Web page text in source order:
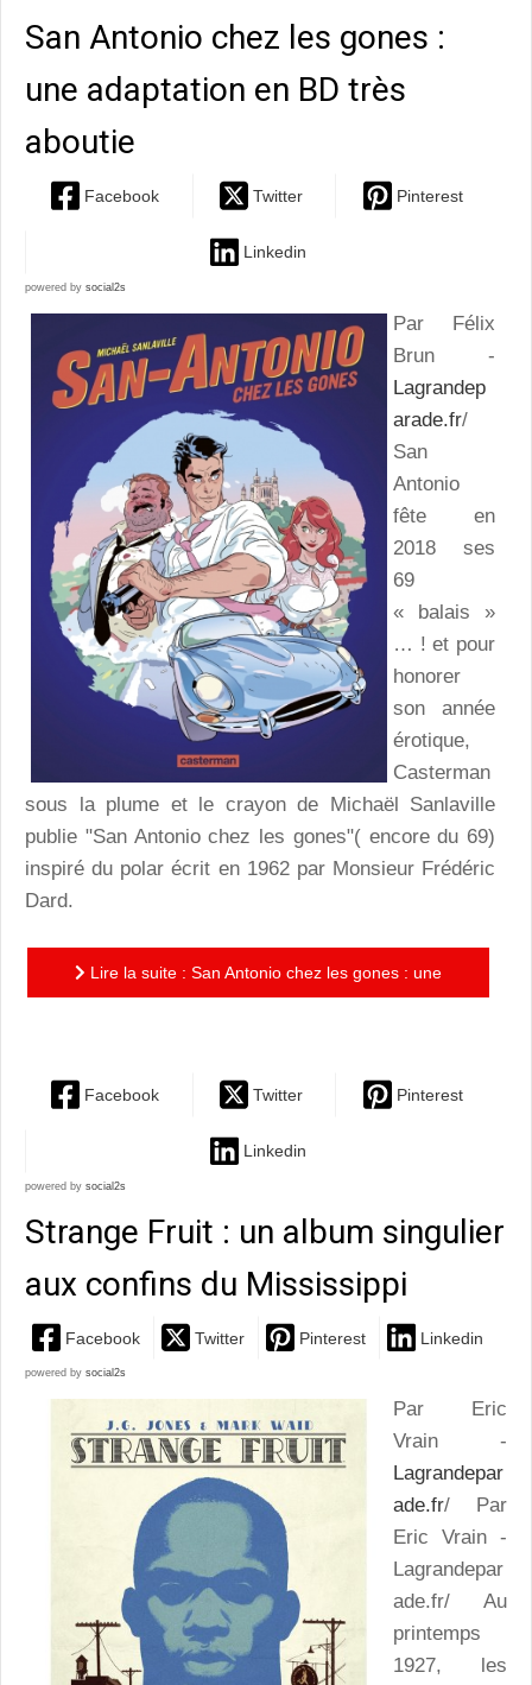
San Antonio chez les gones :
une adaptation en BD très
aboutie
Facebook Twitter Pinterest
Linkedin
powered by social2s
Par Félix
Brun -
Lagrandep
arade.fr/
San
Antonio
fête en
2018 ses
69
« balais »
… ! et pour
honorer
son année
érotique,
Casterman
sous la plume et le crayon de Michaël Sanlaville
publie "San Antonio chez les gones"( encore du 69)
inspiré du polar écrit en 1962 par Monsieur Frédéric
Dard.
Lire la suite : San Antonio chez les gones : une
Facebook Twitter Pinterest
Linkedin
powered by social2s
Strange Fruit : un album singulier
aux confins du Mississippi
Facebook Twitter Pinterest Linkedin
powered by social2s
Par Eric
Vrain -
Lagrandepar
ade.fr/ Par
Eric Vrain -
Lagrandepar
ade.fr/ Au
printemps
1927, les